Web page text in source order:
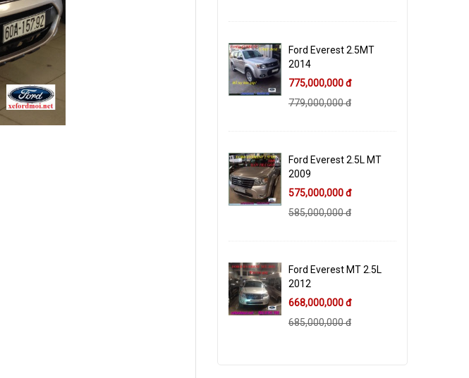
Ford Everest 2.5MT
2014
775,000,000 đ
779,000,000 đ
Ford Everest 2.5L MT
2009
575,000,000 đ
585,000,000 đ
Ford Everest MT 2.5L
2012
668,000,000 đ
685,000,000 đ